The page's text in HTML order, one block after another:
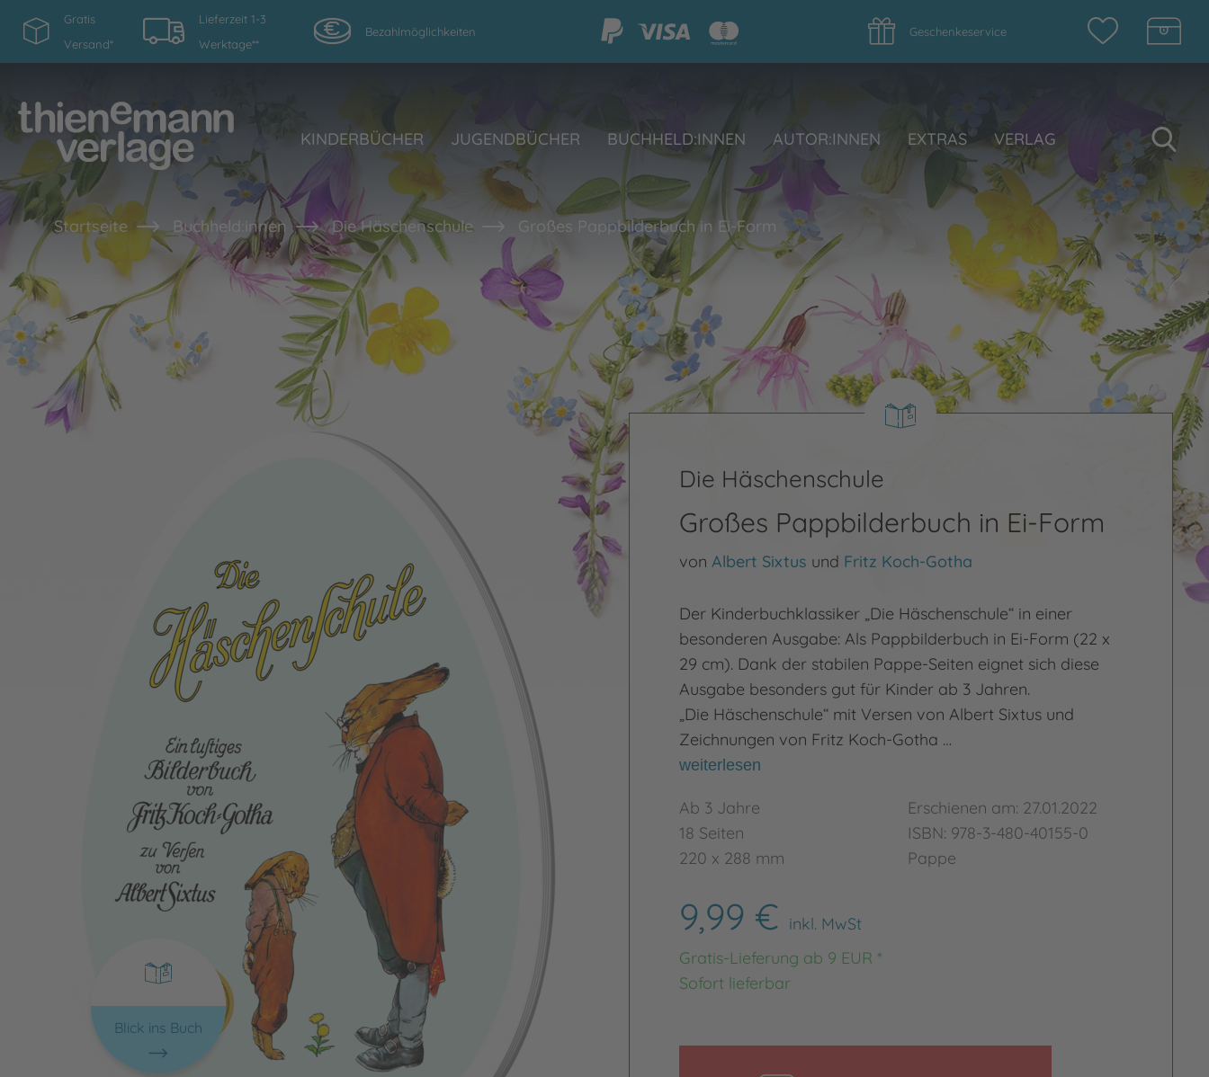
Gratis
Versand*
Lieferzeit 1-3
Werktage**
Bezahlmöglichkeiten Geschenkeservice
KINDERBÜCHER JUGENDBÜCHER BUCHHELD:INNEN AUTOR:INNEN EXTRAS VERLAG
Startseite Buchheld:innen Die Häschenschule Großes Pappbilderbuch in Ei-Form
Blick ins Buch
Die Häschenschule
Großes Pappbilderbuch in Ei-Form
von Albert Sixtus und Fritz Koch-Gotha
Der Kinderbuchklassiker „Die Häschenschule“ in einer
besonderen Ausgabe: Als Pappbilderbuch in Ei-Form (22 x
29 cm). Dank der stabilen Pappe-Seiten eignet sich diese
Ausgabe besonders gut für Kinder ab 3 Jahren.
„Die Häschenschule“ mit Versen von Albert Sixtus und
Zeichnungen von Fritz Koch-Gotha …
weiterlesen
Ab 3 Jahre
18 Seiten
220 x 288 mm
Erschienen am: 27.01.2022
ISBN: 978-3-480-40155-0
Pappe
9,99 € inkl. MwSt
Gratis-Lieferung ab 9 EUR *
Sofort lieferbar